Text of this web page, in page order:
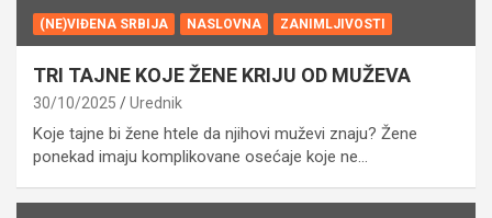
(NE)VIĐENA SRBIJA NASLOVNA ZANIMLJIVOSTI
TRI TAJNE KOJE ŽENE KRIJU OD MUŽEVA
30/10/2025 Urednik
Koje tajne bi žene htele da njihovi muževi znaju? Žene
ponekad imaju komplikovane osećaje koje ne…